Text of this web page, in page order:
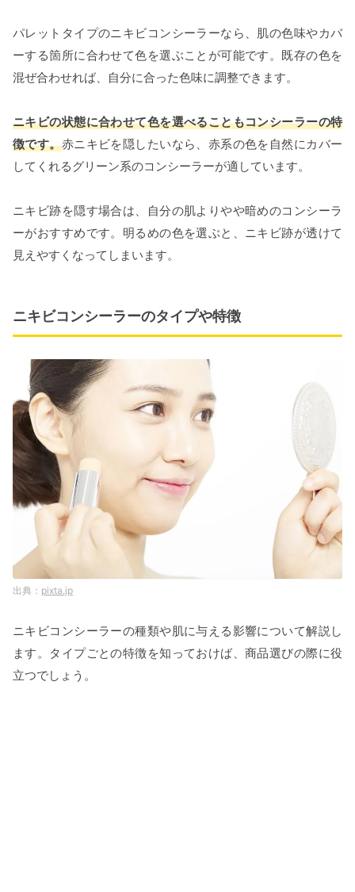
パレットタイプのニキビコンシーラーなら、肌の色味やカバ
ーする箇所に合わせて色を選ぶことが可能です。既存の色を
混ぜ合わせれば、自分に合った色味に調整できます。
ニキビの状態に合わせて色を選べることもコンシーラーの特
徴です。赤ニキビを隠したいなら、赤系の色を自然にカバー
してくれるグリーン系のコンシーラーが適しています。
ニキビ跡を隠す場合は、自分の肌よりやや暗めのコンシーラ
ーがおすすめです。明るめの色を選ぶと、ニキビ跡が透けて
見えやすくなってしまいます。
ニキビコンシーラーのタイプや特徴
pixta.jp
ニキビコンシーラーの種類や肌に与える影響について解説し
ます。タイプごとの特徴を知っておけば、商品選びの際に役
立つでしょう。